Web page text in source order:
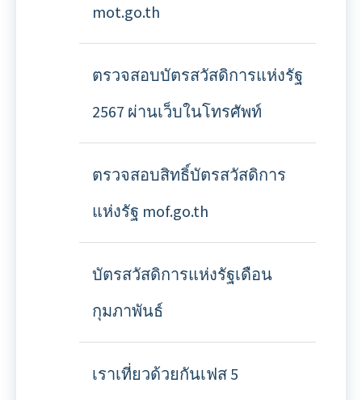
mot.go.th
ตรวจสอบบัตรสวัสดิการแห่งรัฐ
2567 ผ่านเว็บในโทรศัพท์
ตรวจสอบสิทธิ์บัตรสวัสดิการ
แห่งรัฐ mof.go.th
บัตรสวัสดิการแห่งรัฐเดือน
กุมภาพันธ์
เราเที่ยวด้วยกันเฟส 5